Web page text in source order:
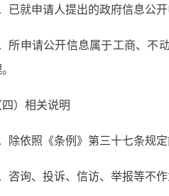
已就申请人提出的政府信息公
所申请公开信息属于工商、不
四）相关说明
除依照《条例》第三十七条规
咨询、投诉、信访、举报等不